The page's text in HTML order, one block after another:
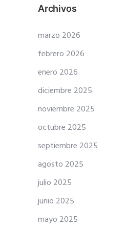
Archivos
marzo 2026
febrero 2026
enero 2026
diciembre 2025
noviembre 2025
octubre 2025
septiembre 2025
agosto 2025
julio 2025
junio 2025
mayo 2025